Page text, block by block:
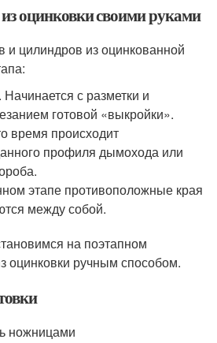
оцинковки своими руками
и цилиндров из оцинкованной
с разметки и
готовой «выкройки».
время происходит
профиля дымохода или
этапе противоположные края
между собой.
на поэтапном
оцинковки ручным способом.
ножницами